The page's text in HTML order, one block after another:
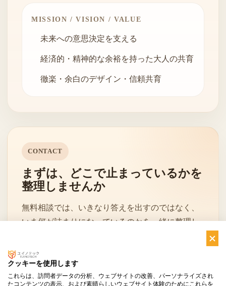
MISSION / VISION / VALUE
未来への意思決定を支える
経済的・精神的な余裕を持った大人の共育
徹楽・余白のデザイン・信頼共育
CONTACT
まずは、どこで止まっているかを
整理しませんか
無料相談では、いきなり答えを出すのではなく、
いま何が詰まりになっているのかを一緒に整理し
クッキーを使用します
これらは、訪問者データの分析、ウェブサイトの改善、パーソナライズされ
たコンテンツの表示、および素晴らしいウェブサイト体験のためにこれらを